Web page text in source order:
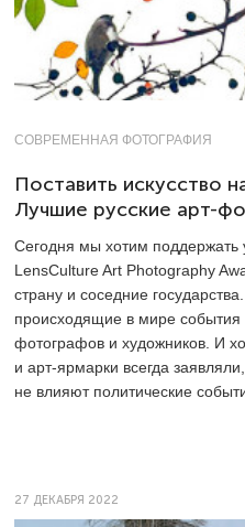
СОВРЕМЕННАЯ ФОТОГРАФИЯ
Поставить искусство
Лучшие русские арт-
Сегодня мы хотим поддержать
LensCulture Art Photography
страну и соседние
происходящие в мире
фотографов и художников. И
и арт-ярмарки всегда
не влияют политические
27 ДЕКАБРЯ 2022